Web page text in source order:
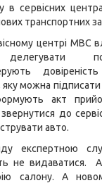
в сервісних
транспортних
центрі МВС
можна підписати
акт
до
авто.
експертною
не видаватися.
салону. А